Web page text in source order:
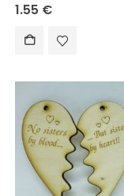
1.55 €